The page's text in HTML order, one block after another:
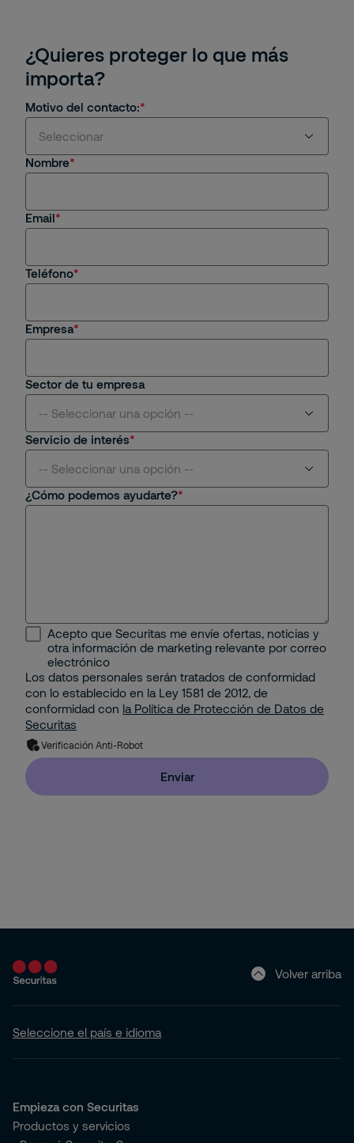
¿Quieres proteger lo que más
importa?
Motivo del contacto:
Seleccionar
Estoy interesado en una oportunidad de empleo
Nombre
Email
Teléfono
Empresa
Sector de tu empresa
-- Seleccionar una opción --
Centros Comerciales y Retail
Minería e Hidrocarburos
Portuario
Property
Residencial
Servicio de interés
-- Seleccionar una opción --
Seguridad Mobile
Seguridad Electrónica
Gestión Corporativa del Riesgo
Solución de Seguridad: Integración de 2 o más
Servicios con Tecnología
¿Cómo podemos ayudarte?
Acepto que Securitas me envíe ofertas, noticias y
otra información de marketing relevante por correo
electrónico
Los datos personales serán tratados de conformidad
con lo establecido en la Ley 1581 de 2012, de
conformidad con la Política de Protección de Datos de
Securitas
Verificación Anti-Robot
Enviar
Volver arriba
Seleccione el país e idioma
Empieza con Securitas
Productos y servicios